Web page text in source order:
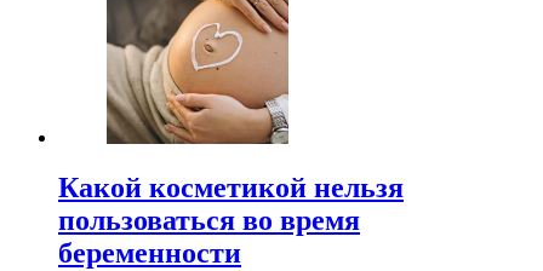
Какой косметикой нельзя
пользоваться во время
беременности